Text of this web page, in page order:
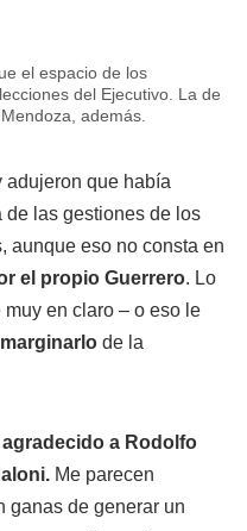
el espacio de los
del Ejecutivo. La de
además.
adujeron que había
las gestiones de los
aunque eso no consta en
el propio Guerrero. Lo
en claro – o eso le
marginarlo de la
a Rodolfo
Me parecen
ganas de generar un